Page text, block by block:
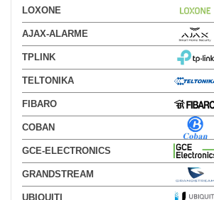
LOXONE
AJAX-ALARME
TPLINK
TELTONIKA
FIBARO
COBAN
GCE-ELECTRONICS
GRANDSTREAM
UBIQUITI